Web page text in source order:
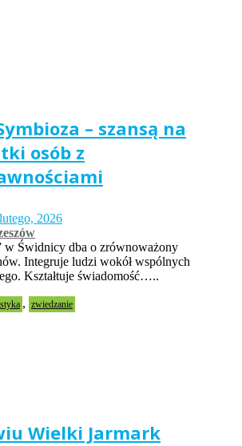
– szansą na
osób z
2026
w Świdnicy dba o zrównoważony
Integruje ludzi wokół wspólnych
Kształtuje świadomość…..
, zwiedzanie
Wielki Jarmark